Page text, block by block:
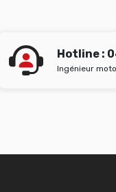
Hotline :
Ingénieur